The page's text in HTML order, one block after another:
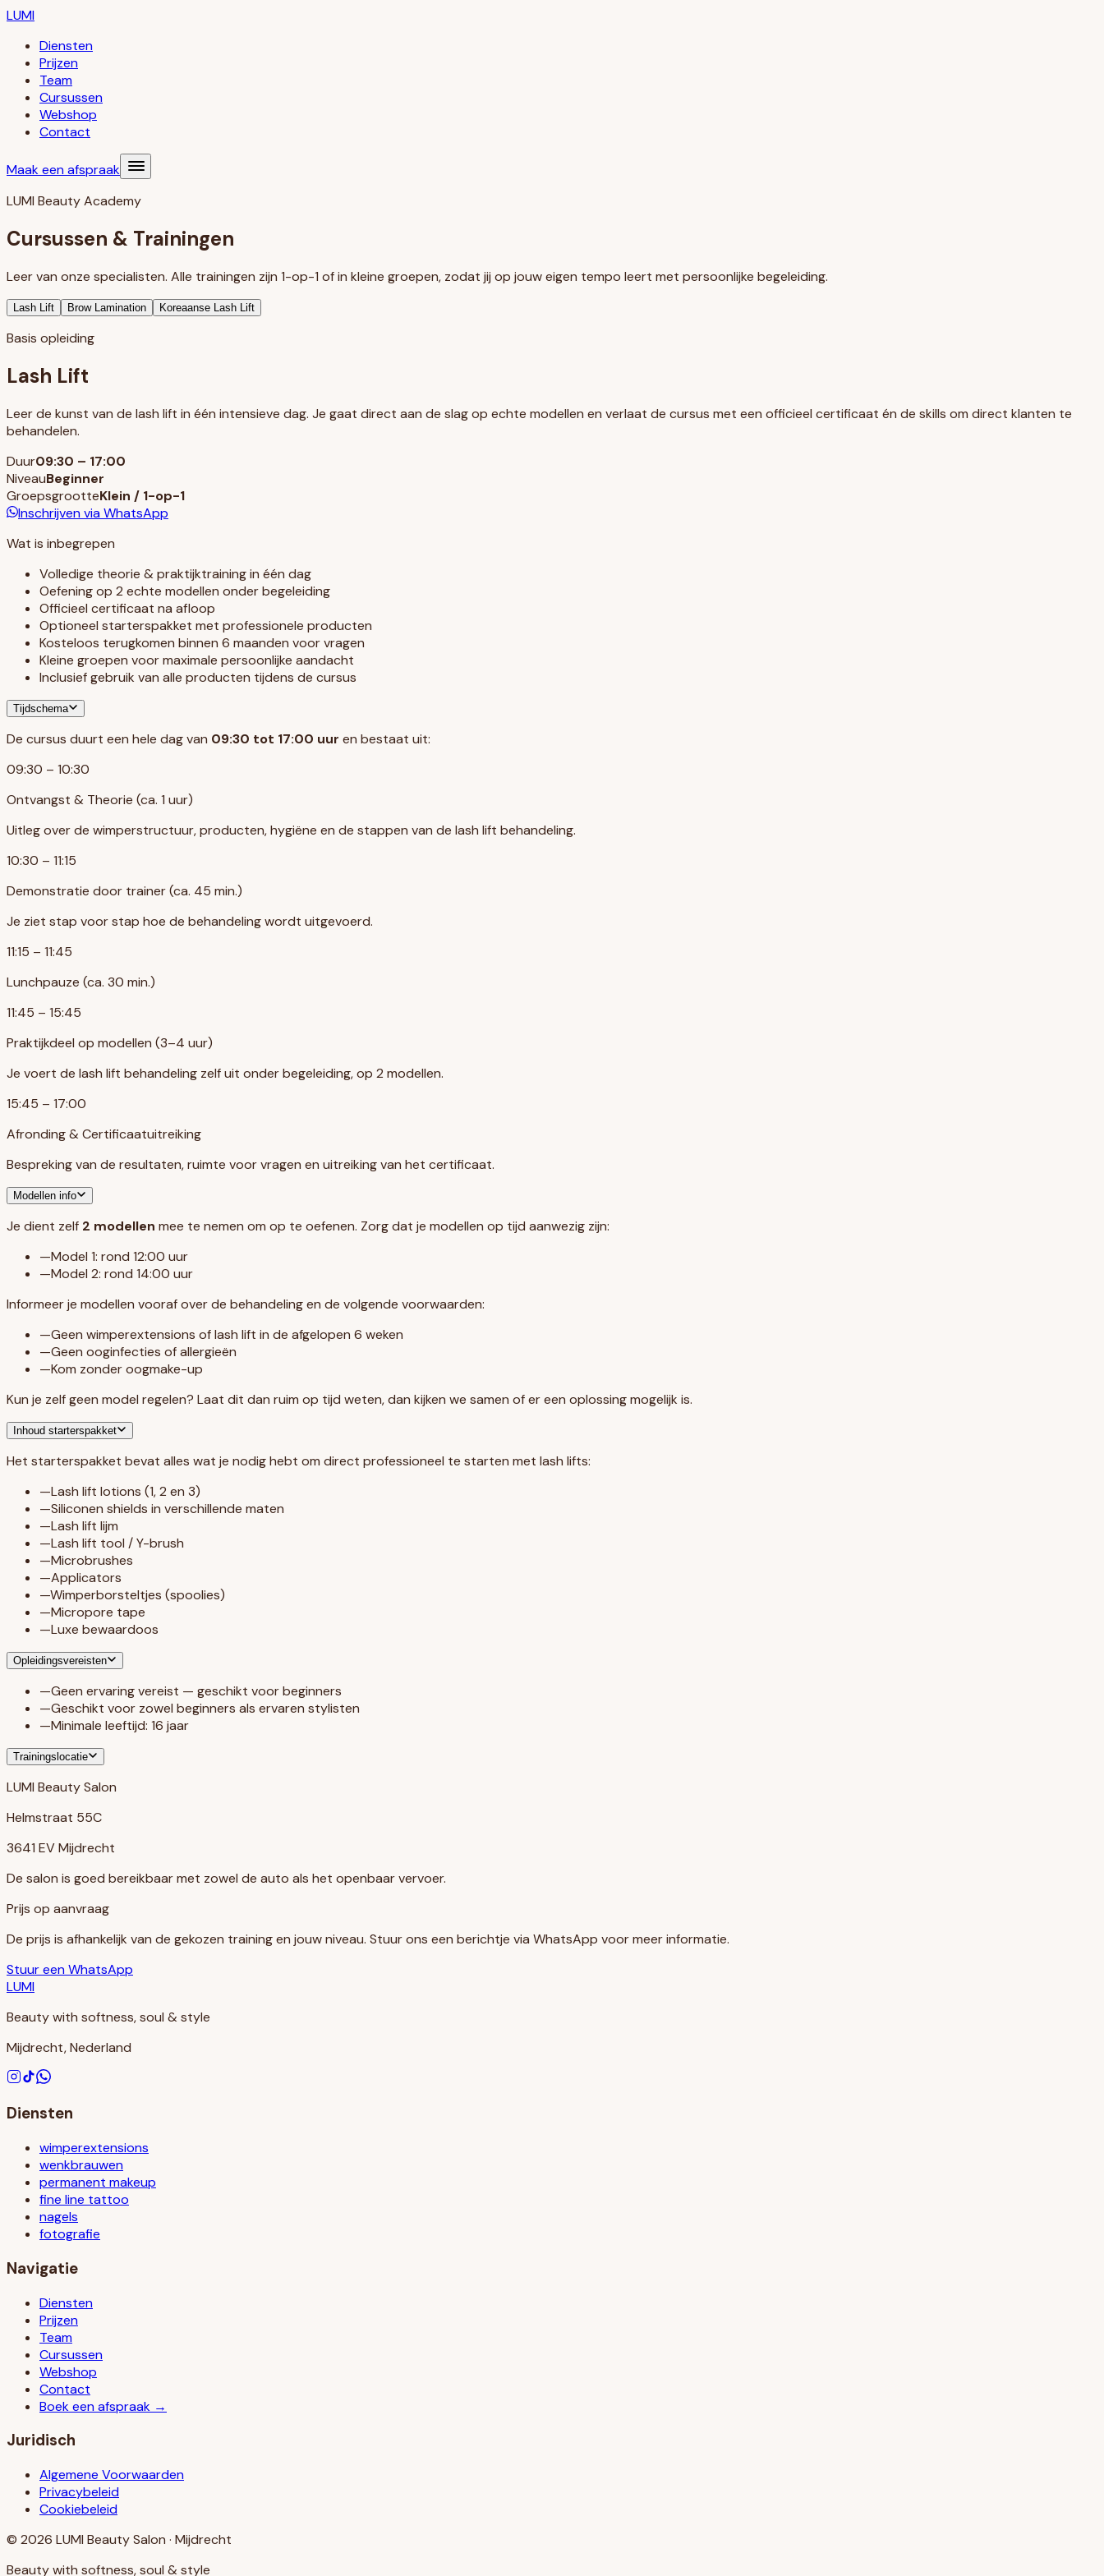
LUMI
Diensten
Prijzen
Team
Cursussen
Webshop
Contact
Maak een afspraak
LUMI Beauty Academy
Cursussen & Trainingen
Leer van onze specialisten. Alle trainingen zijn 1-op-1 of in kleine groepen, zodat jij op jouw eigen tempo leert met persoonlijke begeleiding.
Lash Lift Brow Lamination Koreaanse Lash Lift
Basis opleiding
Lash Lift
Leer de kunst van de lash lift in één intensieve dag. Je gaat direct aan de slag op echte modellen en verlaat de cursus met een officieel certificaat én de skills om direct klanten te
behandelen.
Duur09:30 – 17:00
NiveauBeginner
GroepsgrootteKlein / 1-op-1
Inschrijven via WhatsApp
Wat is inbegrepen
Volledige theorie & praktijktraining in één dag
Oefening op 2 echte modellen onder begeleiding
Officieel certificaat na afloop
Optioneel starterspakket met professionele producten
Kosteloos terugkomen binnen 6 maanden voor vragen
Kleine groepen voor maximale persoonlijke aandacht
Inclusief gebruik van alle producten tijdens de cursus
Tijdschema
De cursus duurt een hele dag van 09:30 tot 17:00 uur en bestaat uit:
09:30 – 10:30
Ontvangst & Theorie (ca. 1 uur)
Uitleg over de wimperstructuur, producten, hygiëne en de stappen van de lash lift behandeling.
10:30 – 11:15
Demonstratie door trainer (ca. 45 min.)
Je ziet stap voor stap hoe de behandeling wordt uitgevoerd.
11:15 – 11:45
Lunchpauze (ca. 30 min.)
11:45 – 15:45
Praktijkdeel op modellen (3–4 uur)
Je voert de lash lift behandeling zelf uit onder begeleiding, op 2 modellen.
15:45 – 17:00
Afronding & Certificaatuitreiking
Bespreking van de resultaten, ruimte voor vragen en uitreiking van het certificaat.
Modellen info
Je dient zelf 2 modellen mee te nemen om op te oefenen. Zorg dat je modellen op tijd aanwezig zijn:
—Model 1: rond 12:00 uur
—Model 2: rond 14:00 uur
Informeer je modellen vooraf over de behandeling en de volgende voorwaarden:
—Geen wimperextensions of lash lift in de afgelopen 6 weken
—Geen ooginfecties of allergieën
—Kom zonder oogmake-up
Kun je zelf geen model regelen? Laat dit dan ruim op tijd weten, dan kijken we samen of er een oplossing mogelijk is.
Inhoud starterspakket
Het starterspakket bevat alles wat je nodig hebt om direct professioneel te starten met lash lifts:
—Lash lift lotions (1, 2 en 3)
—Siliconen shields in verschillende maten
—Lash lift lijm
—Lash lift tool / Y-brush
—Microbrushes
—Applicators
—Wimperborsteltjes (spoolies)
—Micropore tape
—Luxe bewaardoos
Opleidingsvereisten
—Geen ervaring vereist — geschikt voor beginners
—Geschikt voor zowel beginners als ervaren stylisten
—Minimale leeftijd: 16 jaar
Trainingslocatie
LUMI Beauty Salon
Helmstraat 55C
3641 EV Mijdrecht
De salon is goed bereikbaar met zowel de auto als het openbaar vervoer.
Prijs op aanvraag
De prijs is afhankelijk van de gekozen training en jouw niveau. Stuur ons een berichtje via WhatsApp voor meer informatie.
Stuur een WhatsApp
LUMI
Beauty with softness, soul & style
Mijdrecht, Nederland
Diensten
wimperextensions
wenkbrauwen
permanent makeup
fine line tattoo
nagels
fotografie
Navigatie
Diensten
Prijzen
Team
Cursussen
Webshop
Contact
Boek een afspraak →
Juridisch
Algemene Voorwaarden
Privacybeleid
Cookiebeleid
© 2026 LUMI Beauty Salon · Mijdrecht
Beauty with softness, soul & style